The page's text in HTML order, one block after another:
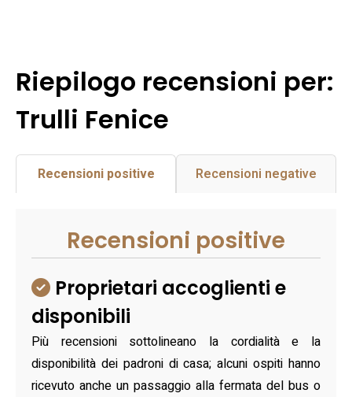
Riepilogo recensioni per:
Trulli Fenice
Recensioni positive Recensioni negative
Recensioni positive
Proprietari accoglienti e
disponibili
Più recensioni sottolineano la cordialità e la
disponibilità dei padroni di casa; alcuni ospiti hanno
ricevuto anche un passaggio alla fermata del bus o